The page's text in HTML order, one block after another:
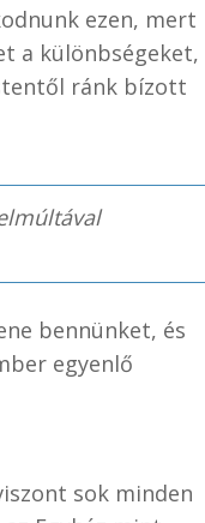
ezen, mert
a különbségeket,
ránk bízott
bennünket, és
egyenlő
sok minden